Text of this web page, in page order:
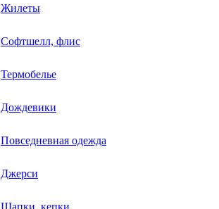
Жилеты
Софтшелл, флис
Термобелье
Дождевики
Повседневная одежда
Джерси
Шапки, кепки